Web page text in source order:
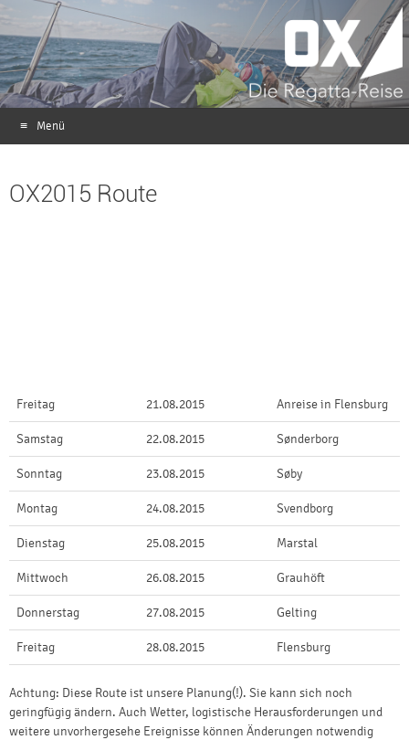
Menü
OX2015 Route
Freitag 21.08.2015 Anreise in Flensburg
Samstag 22.08.2015 Sønderborg
Sonntag 23.08.2015 Søby
Montag 24.08.2015 Svendborg
Dienstag 25.08.2015 Marstal
Mittwoch 26.08.2015 Grauhöft
Donnerstag 27.08.2015 Gelting
Freitag 28.08.2015 Flensburg
Achtung: Diese Route ist unsere Planung(!). Sie kann sich noch
geringfügig ändern. Auch Wetter, logistische Herausforderungen und
weitere unvorhergesehe Ereignisse können Änderungen notwendig